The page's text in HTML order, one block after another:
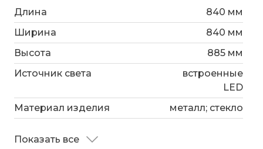
Встроенные светодиоды обеспечивают яркое
и равномерное освещение, а возможность
менять цветовую температуру прямо с
выключателя позволяет подстраивать свет
под настроение — от уютного тёплого до
бодрящего холодного.
Стильный и функциональный, этот светильник
станет выразительным акцентом в сочетании
с бра 50383/3 в вашем современном
Длина
840 мм
Ширина
840 мм
Высота
885 мм
Источник света
встроенные
LED
Материал изделия
металл; стекло
Показать все